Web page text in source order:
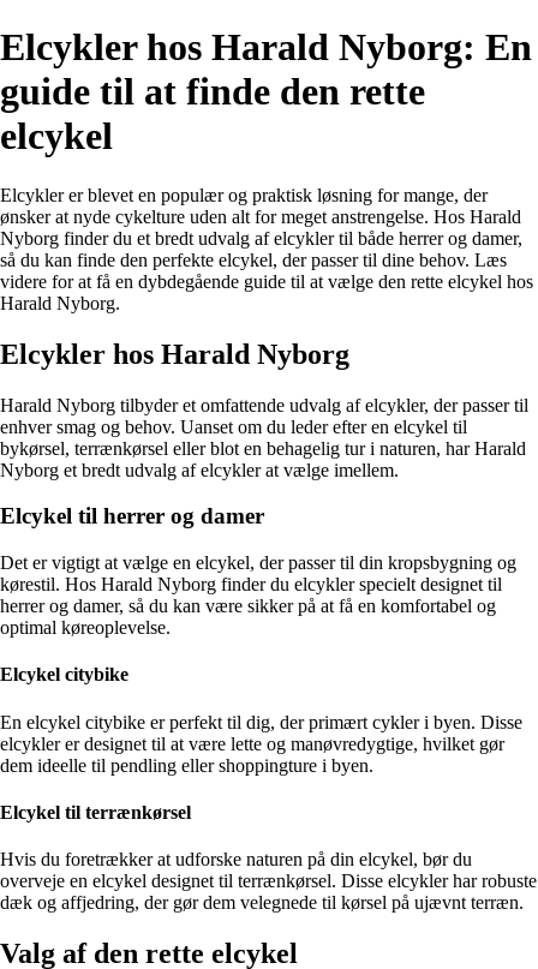
Elcykler hos Harald Nyborg: En
guide til at finde den rette
elcykel
Elcykler er blevet en populær og praktisk løsning for mange, der
ønsker at nyde cykelture uden alt for meget anstrengelse. Hos Harald
Nyborg finder du et bredt udvalg af elcykler til både herrer og damer,
så du kan finde den perfekte elcykel, der passer til dine behov. Læs
videre for at få en dybdegående guide til at vælge den rette elcykel hos
Harald Nyborg.
Elcykler hos Harald Nyborg
Harald Nyborg tilbyder et omfattende udvalg af elcykler, der passer til
enhver smag og behov. Uanset om du leder efter en elcykel til
bykørsel, terrænkørsel eller blot en behagelig tur i naturen, har Harald
Nyborg et bredt udvalg af elcykler at vælge imellem.
Elcykel til herrer og damer
Det er vigtigt at vælge en elcykel, der passer til din kropsbygning og
kørestil. Hos Harald Nyborg finder du elcykler specielt designet til
herrer og damer, så du kan være sikker på at få en komfortabel og
optimal køreoplevelse.
Elcykel citybike
En elcykel citybike er perfekt til dig, der primært cykler i byen. Disse
elcykler er designet til at være lette og manøvredygtige, hvilket gør
dem ideelle til pendling eller shoppingture i byen.
Elcykel til terrænkørsel
Hvis du foretrækker at udforske naturen på din elcykel, bør du
overveje en elcykel designet til terrænkørsel. Disse elcykler har robuste
dæk og affjedring, der gør dem velegnede til kørsel på ujævnt terræn.
Valg af den rette elcykel